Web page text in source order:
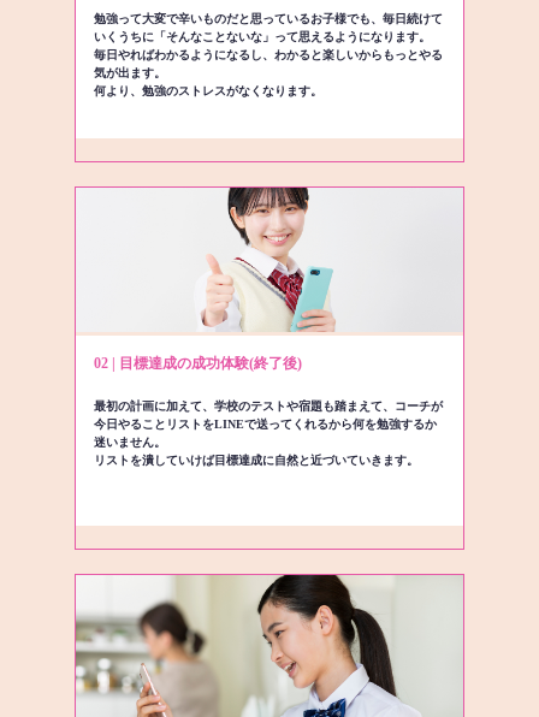
勉強って大変で辛いものだと思っているお子様でも、毎日続けて
いくうちに「そんなことないな」って思えるようになります。
毎日やればわかるようになるし、わかると楽しいからもっとやる
気が出ます。
何より、勉強のストレスがなくなります。
02 | 目標達成の成功体験(終了後)
最初の計画に加えて、学校のテストや宿題も踏まえて、コーチが
今日やることリストをLINEで送ってくれるから何を勉強するか
迷いません。
リストを潰していけば目標達成に自然と近づいていきます。